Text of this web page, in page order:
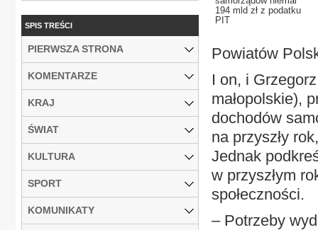
194 mld zł z podatku
PIT
Powiatów
I on, i
małopolskie),
dochodów
na przyszły
Jednak
w przyszłym
społeczności.
– Potrzeby
SPIS TREŚCI
PIERWSZA STRONA
KOMENTARZE
KRAJ
ŚWIAT
KULTURA
SPORT
KOMUNIKATY